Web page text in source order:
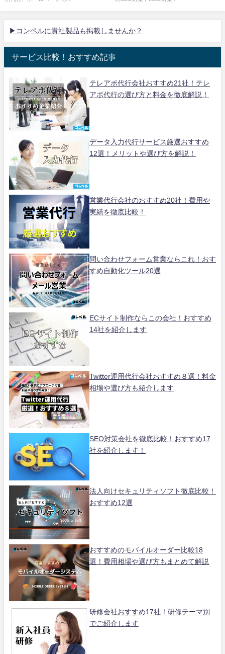
▶コンペルに貴社製品も掲載しませんか？
サービス比較！おすすめ記事
テレアポ代行会社おすすめ21社！テレ
アポ代行の選び方と料金を徹底解説！
データ入力代行サービス厳選おすすめ
12選！メリットや選び方を解説！
営業代行会社のおすすめ20社！費用や
実績を徹底比較！
問い合わせフォーム営業ならこれ！おす
すめ自動化ツール20選
ECサイト制作ならこの会社！おすすめ
14社を紹介します
Twitter運用代行会社おすすめ８選！料金
相場や選び方も紹介します
SEO対策会社を徹底比較！おすすめ17
社を紹介します！
法人向けセキュリティソフト徹底比較！
おすすめ12選
おすすめのモバイルオーダー比較18
選！費用相場や選び方もまとめて解説
研修会社おすすめ17社！研修テーマ別
でご紹介します